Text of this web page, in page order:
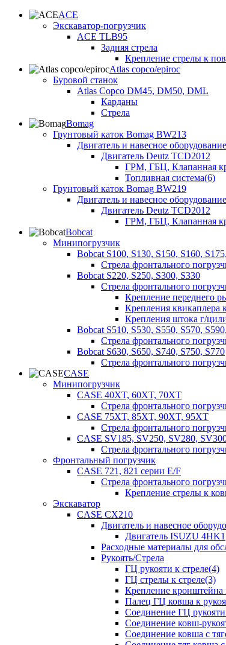
ACE
Экскаватор-погрузчик
ACE TLB95
Задняя стрела
Крепление стрелы к
Atlas copco/epiroc
Буровой станок
Atlas Copco DM45, DM50, DML
Карданы
Стрела
Bomag
Грунтовый каток Bomag BW213
Двигатель и навесное оборудование
Двигатель Deutz TCD2012
ГРМ, ГБЦ, Клапанная
Топливная система(6)
Грунтовый каток Bomag BW219
Двигатель и навесное оборудование
Двигатель Deutz TCD2012
ГРМ, ГБЦ, Клапанная
Bobcat
Минипогрузчик
Bobcat S100, S130, S150, S160,
Стрела фронтального
Bobcat S220, S250, S300, S330
Стрела фронтального
Крепление переднего
Крепления квикаплера
Крепления штока г/
Bobcat S510, S530, S550, S570,
Стрела фронтального
Bobcat S630, S650, S740, S750, S770
Стрела фронтального
CASE
Минипогрузчик
CASE 40XT, 60XT, 70XT
Стрела фронтального
CASE 75XT, 85XT, 90XT, 95XT
Стрела фронтального
CASE SV185, SV250, SV280,
Стрела фронтального
Фронтальный погрузчик
CASE 721, 821 серии E/F
Стрела фронтального
Крепление стрелы к
Экскаватор
CASE CX210
Двигатель и навесное
Двигатель ISUZU 4HK1
Расходные материалы для
Рукоять/Стрела
ГЦ рукояти к стреле(4)
ГЦ стрелы к стреле(3)
Крепление кронштейна
Палец ГЦ ковша к
Соединение ГЦ
Соединение ковш-
Соединение ковша с